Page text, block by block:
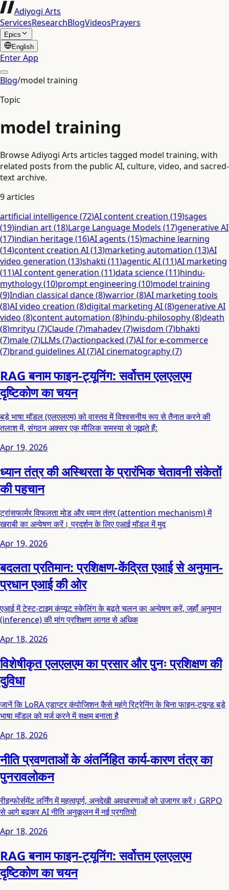
Adiyogi Arts
ServicesResearchBlogVideosPrayers
Epics
English
Enter App
Blog/model training
Topic
model training
Browse Adiyogi Arts articles tagged model training, with
related posts from the public AI, culture, video, and sacred-
text archive.
9articles
artificial intelligence(72)AI content creation (19)sages
(19)indian art(18)Large Language Models (17)generative AI
(17)indian heritage(16)AI agents (15)machine learning
(14)content creation AI(13)marketing automation (13)AI
video generation (13)shakti (11)agentic AI(11)AI marketing
(11)AI content generation (11)data science(11)hindu-
mythology(10)prompt engineering (10)model training
(9)Indian classical dance(8)warrior(8)AI marketing tools
(8)AI video creation (8)digital marketing AI(8)generative AI
video (8)content automation (8)hindu-philosophy(8)death
(8)mrityu (7)Claude(7)mahadev(7)wisdom (7)bhakti
(7)male(7)LLMs (7)actionpacked (7)AI for e-commerce
(7)brand guidelines AI(7)AI cinematography(7)
RAG बनाम फाइन-ट्यूनिंग: सर्वोत्तम एलएलएम
दृष्टिकोण का चयन
बड़े भाषा मॉडल (एलएलएम) को वास्तव में विश्वसनीय रूप से तैनात करने की
तलाश में, संगठन अक्सर एक मौलिक समस्या से जूझते हैं:
Apr 19, 2026
ध्यान तंत्र की अस्थिरता के प्रारंभिक चेतावनी संकेतों
की पहचान
ट्रांसफार्मर विफलता मोड और ध्यान तंत्र (attention mechanism) में
खराबी का अन्वेषण करें। प्रदर्शन के लिए एआई मॉडल में मुद
Apr 19, 2026
बदलता प्रतिमान: प्रशिक्षण-केंद्रित एआई से अनुमान-
प्रधान एआई की ओर
एआई में टेस्ट-टाइम कंप्यूट स्केलिंग के बढ़ते चलन का अन्वेषण करें, जहाँ अनुमान
(inference) की मांग प्रशिक्षण लागत से अधिक
Apr 18, 2026
विशेषीकृत एलएलएम का प्रसार और पुनः प्रशिक्षण की
दुविधा
जानें कि LoRA एडाप्टर कंपोजिशन कैसे महंगे रिट्रेनिंग के बिना फाइन-ट्यून्ड बड़े
भाषा मॉडल को मर्ज करने में सक्षम बनाता है
Apr 18, 2026
नीति प्रवणताओं के अंतर्निहित कार्य-कारण तंत्र का
पुनरावलोकन
रीइन्फोर्समेंट लर्निंग में महत्वपूर्ण, अनदेखी अवधारणाओं को उजागर करें। GRPO
से आगे बढ़कर AI नीति अनुकूलन में नई प्रगतियो
Apr 18, 2026
RAG बनाम फाइन-ट्यूनिंग: सर्वोत्तम एलएलएम
दृष्टिकोण का चयन